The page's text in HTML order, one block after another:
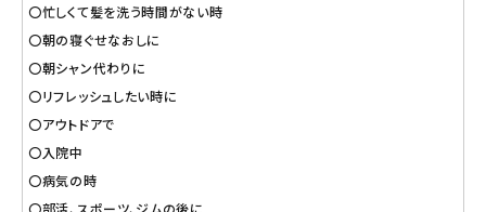
〇忙しくて髪を洗う時間がない時
〇朝の寝ぐせなおしに
〇朝シャン代わりに
〇リフレッシュしたい時に
〇アウトドアで
〇入院中
〇病気の時
〇部活、スポーツ、ジムの後に